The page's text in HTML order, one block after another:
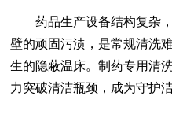
药品生产设备结构复杂，
壁的顽固污渍，是常规清洗
生的隐蔽温床。制药专用清
力突破清洁瓶颈，成为守护